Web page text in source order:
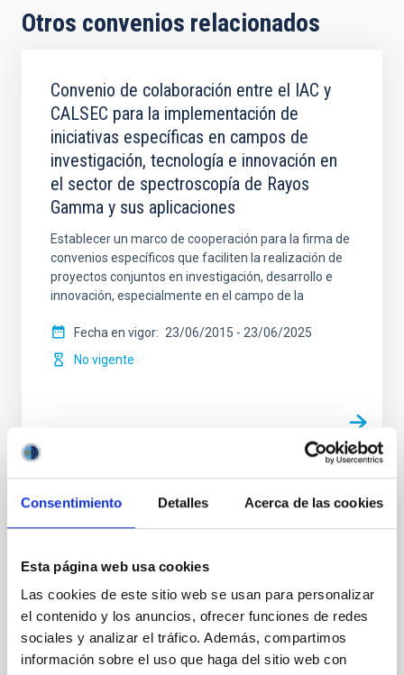
Consentimiento Detalles Acerca de las cookies
Esta página web usa cookies
Las cookies de este sitio web se usan para personalizar
el contenido y los anuncios, ofrecer funciones de redes
sociales y analizar el tráfico. Además, compartimos
información sobre el uso que haga del sitio web con
Otros convenios relacionados
Convenio de colaboración entre el IAC y
CALSEC para la implementación de
iniciativas específicas en campos de
investigación, tecnología e innovación en
el sector de spectroscopía de Rayos
Gamma y sus aplicaciones
Establecer un marco de cooperación para la firma de
convenios específicos que faciliten la realización de
proyectos conjuntos en investigación, desarrollo e
innovación, especialmente en el campo de la
Fecha en vigor 23/06/2015 - 23/06/2025
No vigente
Convenio Marco entre la Universidad
Europea de Canarias y el Instituto de
actividades de formación, intercambio de alumnos,
asesoramiento e investigación
Fecha en vigor 23/06/2014-23/06/2024